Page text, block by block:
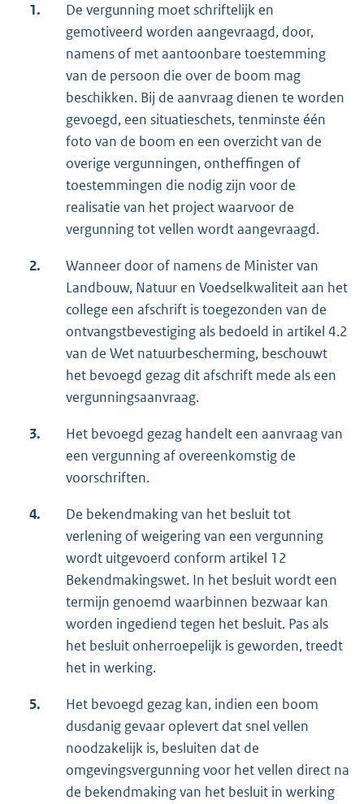
1.
De vergunning moet schriftelijk en
gemotiveerd worden aangevraagd, door,
namens of met aantoonbare toestemming
van de persoon die over de boom mag
beschikken. Bij de aanvraag dienen te worden
gevoegd, een situatieschets, tenminste één
foto van de boom en een overzicht van de
overige vergunningen, ontheffingen of
toestemmingen die nodig zijn voor de
realisatie van het project waarvoor de
vergunning tot vellen wordt aangevraagd.
2.
Wanneer door of namens de Minister van
Landbouw, Natuur en Voedselkwaliteit aan het
college een afschrift is toegezonden van de
ontvangstbevestiging als bedoeld in artikel 4.2
van de Wet natuurbescherming, beschouwt
het bevoegd gezag dit afschrift mede als een
vergunningsaanvraag.
3.
Het bevoegd gezag handelt een aanvraag van
een vergunning af overeenkomstig de
voorschriften.
4.
De bekendmaking van het besluit tot
verlening of weigering van een vergunning
wordt uitgevoerd conform artikel 12
Bekendmakingswet. In het besluit wordt een
termijn genoemd waarbinnen bezwaar kan
worden ingediend tegen het besluit. Pas als
het besluit onherroepelijk is geworden, treedt
het in werking.
5.
Het bevoegd gezag kan, indien een boom
dusdanig gevaar oplevert dat snel vellen
noodzakelijk is, besluiten dat de
omgevingsvergunning voor het vellen direct na
de bekendmaking van het besluit in werking